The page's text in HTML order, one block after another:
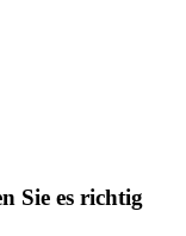
Sie es richtig